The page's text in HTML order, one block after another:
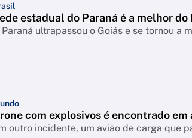
estadual do Paraná é a melhor
Paraná ultrapassou o Goiás e se tornou a
com explosivos é encontrado
outro incidente, um avião de carga que